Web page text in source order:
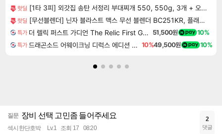
핫딜 [1타 3피] 외갓집 송탄 서정리 부대찌개 550, 550g, 3개 + 오뚜기 라면사리, 110g, 1개, 1세트
핫딜 [무선블렌더] 닌자 블라스트 맥스 무선 블렌더 BC251KR, 플래티넘실버, 1개
특가 더 렐릭 퍼스트 가디언 The Relic First Guardian 51,500원 10%
특가 드래곤소드 어웨이크닝 디럭스 에디션 DragonSword Awakening Deluxe Edition 10%49,500원 10%
질문 장비 선택 고민좀 들어주세요
섹시한단호박 Lv.1 조회 17 08:20
2
댓글